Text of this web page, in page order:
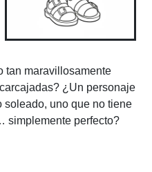
tan maravillosamente
¿Un personaje
soleado, uno que no tiene
simplemente perfecto?